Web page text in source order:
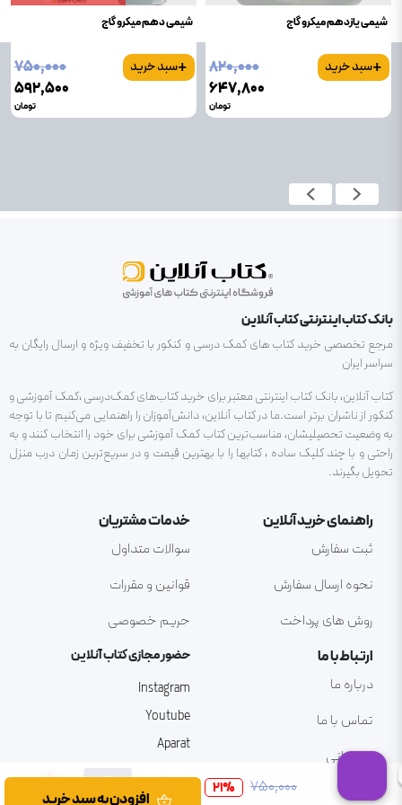
۷۵۰٬۰۰۰ 21%
افزودن به سبد خرید
شیمی یازدهم میکرو گاج
+سبد خرید
۸۲۰٬۰۰۰
۶۴۷٬۸۰۰
تومان
شیمی دهم میکرو گاج
+سبد خرید
۷۵۰٬۰۰۰
۵۹۲٬۵۰۰
تومان
بانک کتاب اینترنتی کتاب آنلاین
مرجع تخصصی خرید کتاب های کمک درسی و کنکور با تخفیف ویژه و ارسال رایگان به
سراسر ایران
کتاب آنلاین، بانک کتاب اینترنتی معتبر برای خرید کتاب‌های کمک‌درسی ،کمک آموزشی و
کنکور از ناشران برتر است.ما در کتاب آنلاین، دانش‌آموزان را راهنمایی می‌کنیم تا با توجه
به وضعیت تحصیلیشان، مناسب‌ترین کتاب کمک آموزشی برای خود را انتخاب کنند و به
راحتی و با چند کلیک ساده ، کتابها را با بهترین قیمت و در سریع‌ترین زمان درب منزل
تحویل بگیرند.
راهنمای خرید آنلاین
ثبت سفارش
نحوه ارسال سفارش
روش های پرداخت
خدمات مشتریان
سوالات متداول
قوانین و مقررات
حریم خصوصی
ارتباط با ما
درباره ما
تماس با ما
پشتیبانی
حضور مجازی کتاب آنلاین
Instagram
Youtube
Aparat